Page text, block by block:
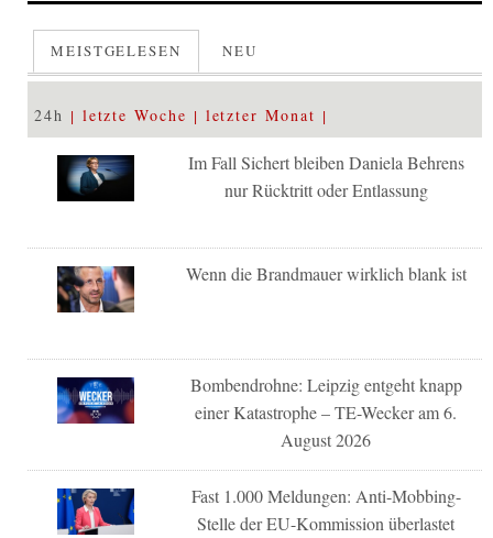
MEISTGELESEN NEU
24h letzte Woche letzter Monat
Im Fall Sichert bleiben Daniela Behrens
nur Rücktritt oder Entlassung
Wenn die Brandmauer wirklich blank ist
Bombendrohne: Leipzig entgeht knapp
einer Katastrophe – TE-Wecker am 6.
August 2026
Fast 1.000 Meldungen: Anti-Mobbing-
Stelle der EU-Kommission überlastet